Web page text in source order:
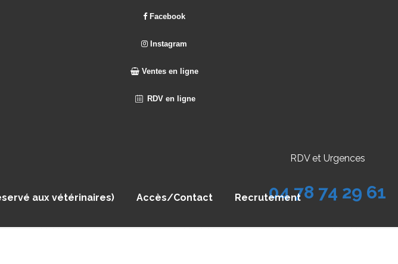
Facebook
Instagram
Ventes en ligne
RDV en ligne
RDV et Urgences
04 78 74 29 61
aux vétérinaires) Accès/Contact Recrutement